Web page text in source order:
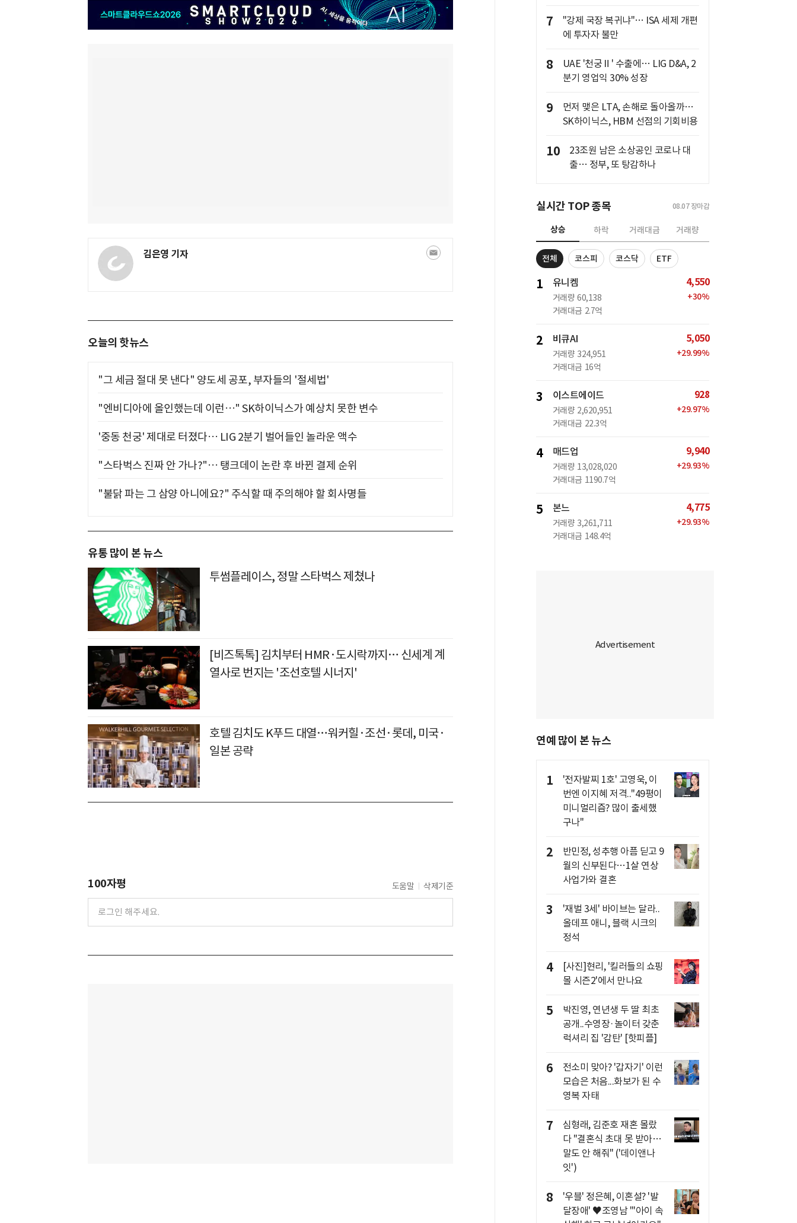
김은영 기자
오늘의 핫뉴스
"그 세금 절대 못 낸다" 양도세 공포, 부자들의 '절세법'
"엔비디아에 올인했는데 이런…" SK하이닉스가 예상치 못한 변수
'중동 천궁' 제대로 터졌다… LIG 2분기 벌어들인 놀라운 액수
"스타벅스 진짜 안 가나?"… 탱크데이 논란 후 바뀐 결제 순위
"불닭 파는 그 삼양 아니에요?" 주식할 때 주의해야 할 회사명들
유통 많이 본 뉴스
투썸플레이스, 정말 스타벅스 제쳤나
[비즈톡톡] 김치부터 HMR·도시락까지… 신세계 계
열사로 번지는 '조선호텔 시너지'
호텔 김치도 K푸드 대열…워커힐·조선·롯데, 미국·
일본 공략
100자평 도움말 삭제기준
7
"강제 국장 복귀냐"… ISA 세제 개편
에 투자자 불만
8
UAE '천궁Ⅱ' 수출에… LIG D&A, 2
분기 영업익 30% 성장
9
먼저 맺은 LTA, 손해로 돌아올까…
SK하이닉스, HBM 선점의 기회비용
10
23조원 남은 소상공인 코로나 대
출… 정부, 또 탕감하나
실시간 TOP 종목 08.07 장마감
상승 하락 거래대금 거래량
전체 코스피 코스닥 ETF
1 유니켐
거래량 60,138
거래대금 2.7억
4,550
+30%
2 비큐AI
거래량 324,951
거래대금 16억
5,050
+29.99%
3 이스트에이드
거래량 2,620,951
거래대금 22.3억
928
+29.97%
4 매드업
거래량 13,028,020
거래대금 1190.7억
9,940
+29.93%
5 본느
거래량 3,261,711
거래대금 148.4억
4,775
+29.93%
연예 많이 본 뉴스
1
'전자발찌 1호' 고영욱, 이
번엔 이지혜 저격.."49평이
미니멀리즘? 많이 출세했
구나"
2
반민정, 성추행 아픔 딛고 9
월의 신부된다…1살 연상
사업가와 결혼
3
'재벌 3세' 바이브는 달라..
올데프 애니, 블랙 시크의
정석
4
[사진]현리, '킬러들의 쇼핑
몰 시즌2'에서 만나요
5
박진영, 연년생 두 딸 최초
공개..수영장·놀이터 갖춘
럭셔리 집 '감탄' [핫피플]
6
전소미 맞아? '갑자기' 이런
모습은 처음...화보가 된 수
영복 자태
7
심형래, 김준호 재혼 몰랐
다 "결혼식 초대 못 받아…
말도 안 해줘" ('데이앤나
잇')
8
'우블' 정은혜, 이혼설? '발
달장애' ♥조영남 "'아이 속